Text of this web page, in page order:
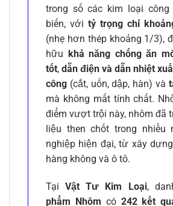
trong số các kim loại công
biến, với tỷ trọng chỉ
(nhẹ hơn thép khoảng 1/3),
hữu khả năng chống ăn
tốt, dẫn điện và dẫn nhiệt
công (cắt, uốn, dập, hàn) và
mà không mất tính chất.
điểm vượt trội này, nhôm đã
liệu then chốt trong nhiều
nghiệp hiện đại, từ xây
hàng không và ô tô.
TạiVật Tư Kim Loại,
phẩm Nhôm có 242 kết